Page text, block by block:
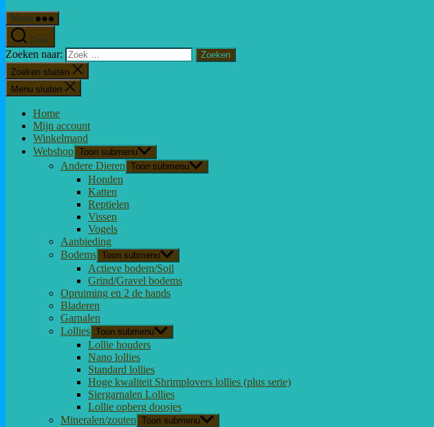
Menu
Zoek
Zoeken naar:
Zoeken sluiten
Menu sluiten
Home
Mijn account
Winkelmand
Webshop Toon submenu
Andere Dieren Toon submenu
Honden
Katten
Reptielen
Vissen
Vogels
Aanbieding
Bodems Toon submenu
Actieve bodem/Soil
Grind/Gravel bodems
Opruiming en 2 de hands
Bladeren
Garnalen
Lollies Toon submenu
Lollie houders
Nano lollies
Standard lollies
Hoge kwaliteit Shrimplovers lollies (plus serie)
Siergarnalen Lollies
Lollie opberg doosjes
Mineralen/zouten Toon submenu